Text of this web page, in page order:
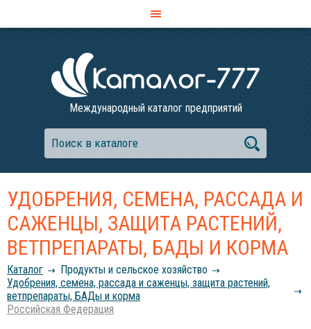
Международный каталог предприятий
УДОБРЕНИЯ, СЕМЕНА, РАССАДА И
САЖЕНЦЫ, ЗАЩИТА РАСТЕНИЙ,
ВЕТПРЕПАРАТЫ, БАДЫ И КОРМА
Каталог
Продукты и сельское хозяйство
Удобрения, семена, рассада и саженцы, защита растений,
ветпрепараты, БАДы и корма
Российcкая Федерация